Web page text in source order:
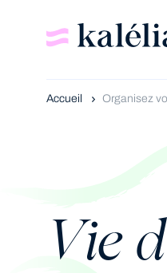
Accueil Organisez
Vie